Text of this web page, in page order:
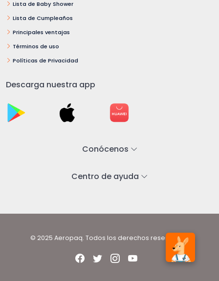
Lista de Baby Shower
Lista de Cumpleaños
Principales ventajas
Términos de uso
Políticas de Privacidad
Descarga nuestra app
Conócenos
Centro de ayuda
© 2025 Aeropaq. Todos los derechos reservados.